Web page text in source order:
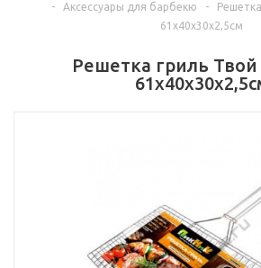
-
Аксессуары для барбекю -
61х40х30х2,5см
Решетка гриль